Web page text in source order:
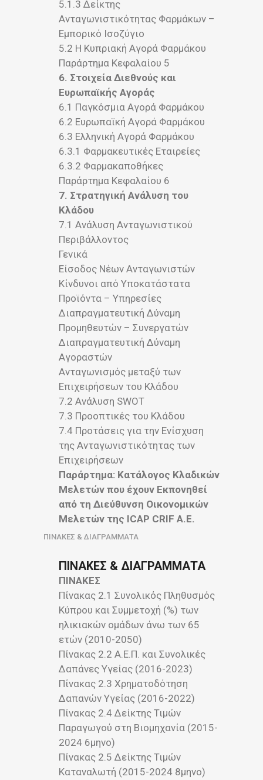
5.1.3 Δείκτης
Ανταγωνιστικότητας Φαρμάκων –
Εμπορικό Ισοζύγιο
5.2 Η Κυπριακή Αγορά Φαρμάκου
Παράρτημα Κεφαλαίου 5
6. Στοιχεία Διεθνούς και
Ευρωπαϊκής Αγοράς
6.1 Παγκόσμια Αγορά Φαρμάκου
6.2 Ευρωπαϊκή Αγορά Φαρμάκου
6.3 Ελληνική Αγορά Φαρμάκου
6.3.1 Φαρμακευτικές Εταιρείες
6.3.2 Φαρμακαποθήκες
Παράρτημα Κεφαλαίου 6
7. Στρατηγική Ανάλυση του
Κλάδου
7.1 Ανάλυση Ανταγωνιστικού
Περιβάλλοντος
Γενικά
Είσοδος Νέων Ανταγωνιστών
Κίνδυνοι από Υποκατάστατα
Προϊόντα – Υπηρεσίες
Διαπραγματευτική Δύναμη
Προμηθευτών – Συνεργατών
Διαπραγματευτική Δύναμη
Αγοραστών
Ανταγωνισμός μεταξύ των
Επιχειρήσεων του Κλάδου
7.2 Ανάλυση SWOT
7.3 Προοπτικές του Κλάδου
7.4 Προτάσεις για την Ενίσχυση
της Ανταγωνιστικότητας των
Επιχειρήσεων
Παράρτημα: Κατάλογος Κλαδικών
Μελετών που έχουν Εκπονηθεί
από τη Διεύθυνση Οικονομικών
Μελετών της ICAP CRIF A.E.
ΠΙΝΑΚΕΣ & ΔΙΑΓΡΑΜΜΑΤΑ
ΠΙΝΑΚΕΣ & ΔΙΑΓΡΑΜΜΑΤΑ
ΠΙΝΑΚΕΣ
Πίνακας 2.1 Συνολικός Πληθυσμός
Κύπρου και Συμμετοχή (%) των
ηλικιακών ομάδων άνω των 65
ετών (2010-2050)
Πίνακας 2.2 Α.Ε.Π. και Συνολικές
Δαπάνες Υγείας (2016-2023)
Πίνακας 2.3 Χρηματοδότηση
Δαπανών Υγείας (2016-2022)
Πίνακας 2.4 Δείκτης Τιμών
Παραγωγού στη Βιομηχανία (2015-
2024 6μηνο)
Πίνακας 2.5 Δείκτης Τιμών
Καταναλωτή (2015-2024 8μηνο)